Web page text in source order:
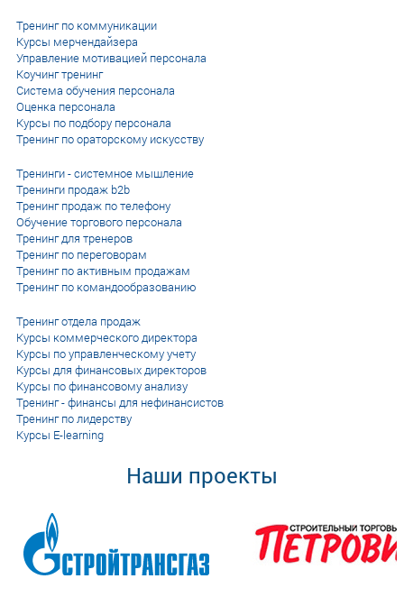
Тренинг по коммуникации
Курсы мерчендайзера
Управление мотивацией персонала
Коучинг тренинг
Система обучения персонала
Оценка персонала
Курсы по подбору персонала
Тренинг по ораторскому искусству
Тренинги - системное мышление
Тренинги продаж b2b
Тренинг продаж по телефону
Обучение торгового персонала
Тренинг для тренеров
Тренинг по переговорам
Тренинг по активным продажам
Тренинг по командообразованию
Тренинг отдела продаж
Курсы коммерческого директора
Курсы по управленческому учету
Курсы для финансовых директоров
Курсы по финансовому анализу
Тренинг - финансы для нефинансистов
Тренинг по лидерству
Курсы E-learning
Наши проекты